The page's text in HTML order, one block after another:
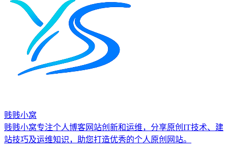
贱贱小窝
贱贱小窝专注个人博客网站创新和运维，分享原创IT技术、建
站技巧及运维知识，助您打造优秀的个人原创网站。